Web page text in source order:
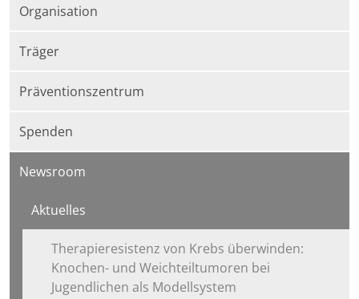
Organisation
Träger
Präventionszentrum
Spenden
Newsroom
Aktuelles
Therapieresistenz von Krebs überwinden:
Knochen- und Weichteiltumoren bei
Jugendlichen als Modellsystem